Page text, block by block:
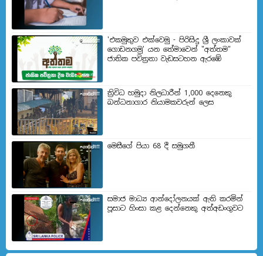
'එකමුතුව එක්වෙමු - පිරිසිදු ශ්‍රී ලංකාවක්
ගොඩනගමු' යන තේමාවෙන් "අත්තම"
ජාතික පවිත්‍රතා වැඩසටහන ඇරඹේ
ත්‍රිවිධ හමුදා නිලධාරීන් 1,000 දෙනෙකු
බන්ධනාගාර නියාමකවරුන් ලෙස
මෙසීගේ පියා 68 දී සමුගනී
සමාජ මාධ්‍ය ආන්දෝලනයක් ඇති කරමින්
පූසාට හිංසා කළ දෙන්නෙකු අත්අඩංගුවට